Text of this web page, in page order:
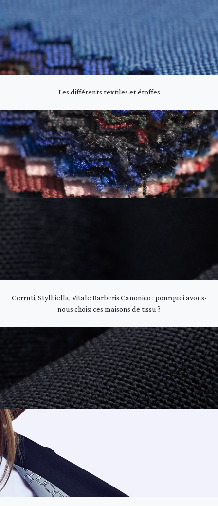
Les différents textiles et étoffes
Cerruti, Stylbiella, Vitale Barberis Canonico : pourquoi avons-
nous choisi ces maisons de tissu ?